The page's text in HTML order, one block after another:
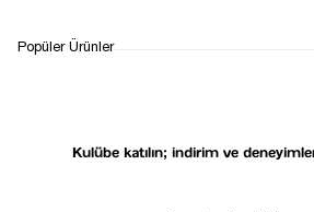
İADE&DEĞİŞİM
Kulübe katılın; indirim ve
Popüler Ürünler